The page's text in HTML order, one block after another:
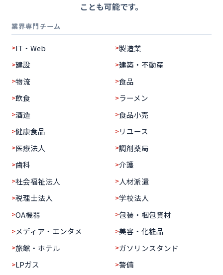
ことも可能です。
業界専門チーム
IT・Web
製造業
建設
建築・不動産
物流
食品
飲食
ラーメン
酒造
食品小売
健康食品
リユース
医療法人
調剤薬局
歯科
介護
社会福祉法人
人材派遣
税理士法人
学校法人
OA機器
包装・梱包資材
メディア・エンタメ
美容・化粧品
旅館・ホテル
ガソリンスタンド
LPガス
警備